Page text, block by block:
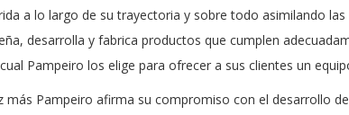
a lo largo de su trayectoria y sobre todo asimilando las
desarrolla y fabrica productos que cumplen
Pampeiro los elige para ofrecer a sus clientes un
más Pampeiro afirma su compromiso con el desarrollo